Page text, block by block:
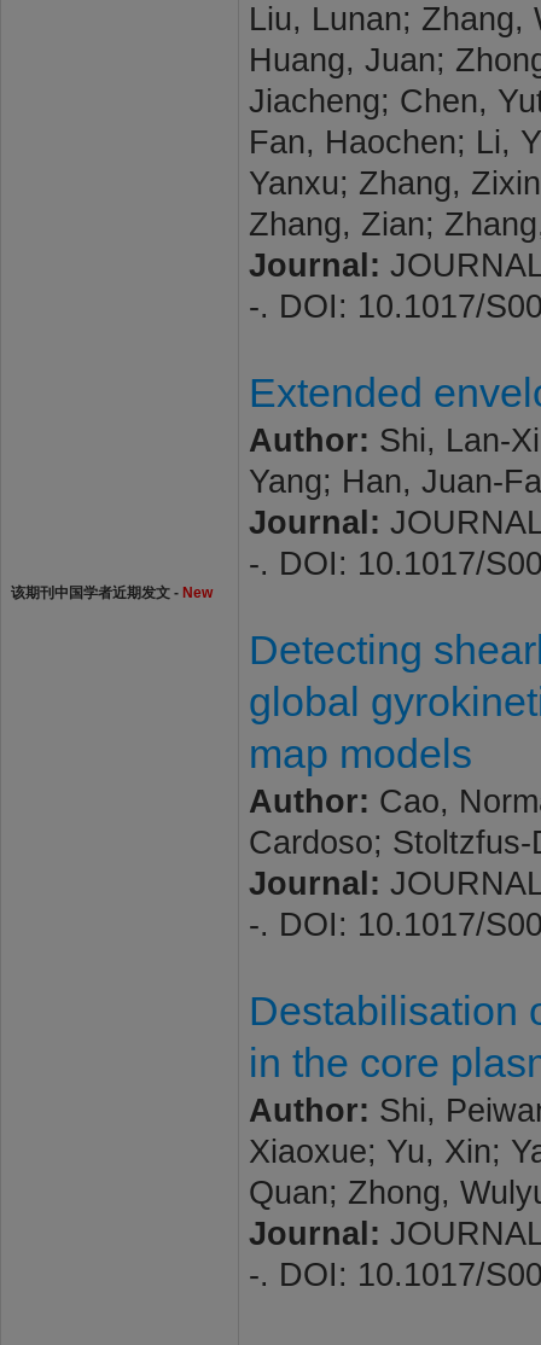
该期刊中国学者近期发文 - New
Liu, Lunan; Zhang,
Huang, Juan;
Jiacheng; Chen,
Fan, Haochen; Li,
Yanxu; Zhang,
Zhang, Zian;
Journal:
-. DOI: 10.1017/
Extended
Author: Shi, Lan-
Yang; Han, Juan-
Journal:
-. DOI: 10.1017/
Detecting
global
map models
Author: Cao,
Cardoso;
Journal:
-. DOI: 10.1017/
Destabilisation
in the core
Author: Shi,
Xiaoxue; Yu, Xin;
Quan; Zhong,
Journal:
-. DOI: 10.1017/